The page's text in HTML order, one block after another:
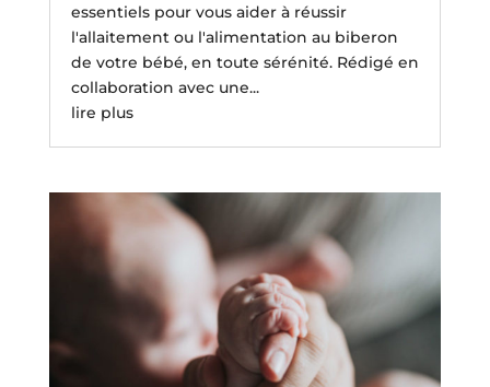
essentiels pour vous aider à réussir
l'allaitement ou l'alimentation au biberon
de votre bébé, en toute sérénité. Rédigé en
collaboration avec une...
lire plus